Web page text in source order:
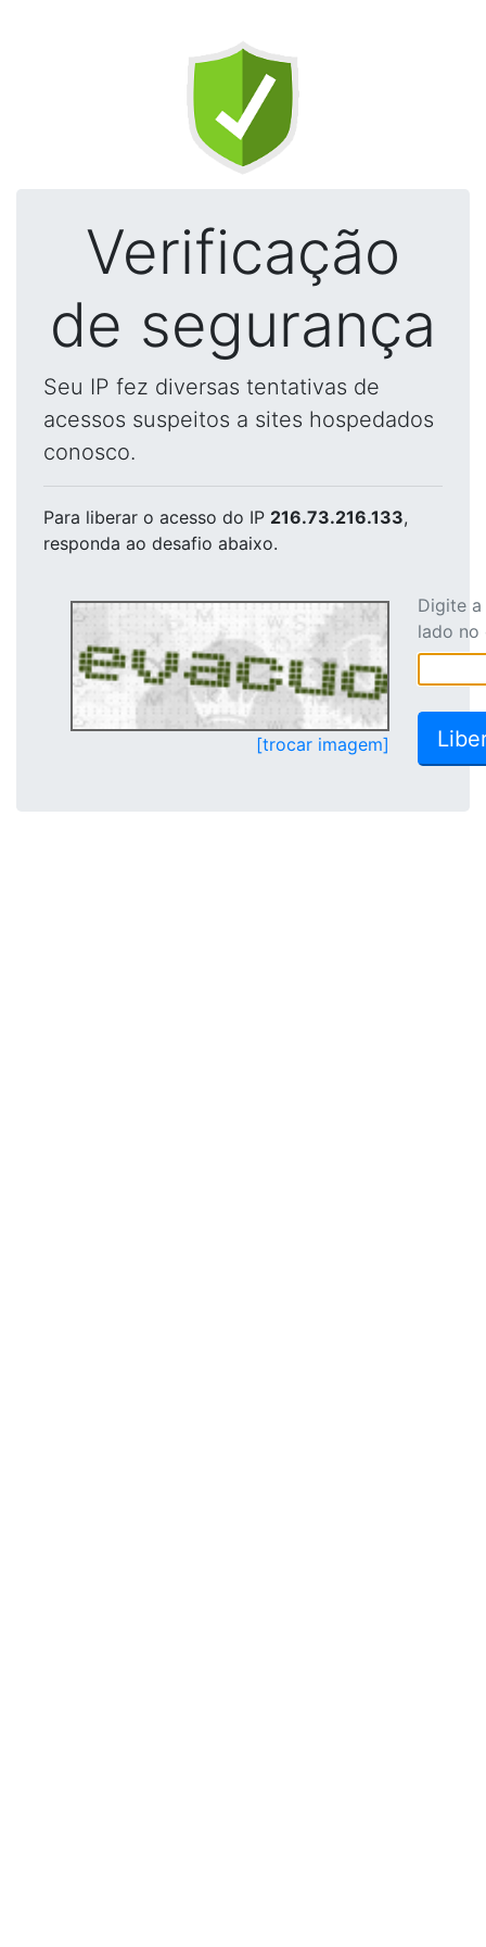
Verificação
de segurança
Seu IP fez diversas tentativas de
acessos suspeitos a sites hospedados
conosco.
Para liberar o acesso do IP 216.73.216.133,
responda ao desafio abaixo.
[trocar imagem]
Digite
lado no